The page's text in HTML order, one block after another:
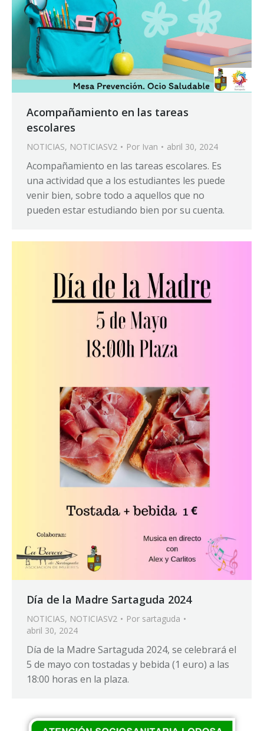
Acompañamiento en las tareas
escolares
NOTICIAS, NOTICIASV2 Por Ivan abril 30, 2024
Acompañamiento en las tareas escolares. Es
una actividad que a los estudiantes les puede
venir bien, sobre todo a aquellos que no
pueden estar estudiando bien por su cuenta.
Día de la Madre Sartaguda 2024
NOTICIAS, NOTICIASV2 Por sartaguda
abril 30, 2024
Día de la Madre Sartaguda 2024, se celebrará el
5 de mayo con tostadas y bebida (1 euro) a las
18:00 horas en la plaza.